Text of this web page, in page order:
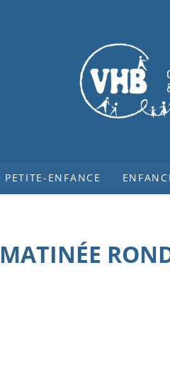
PETITE-ENFANCE
MATINÉE